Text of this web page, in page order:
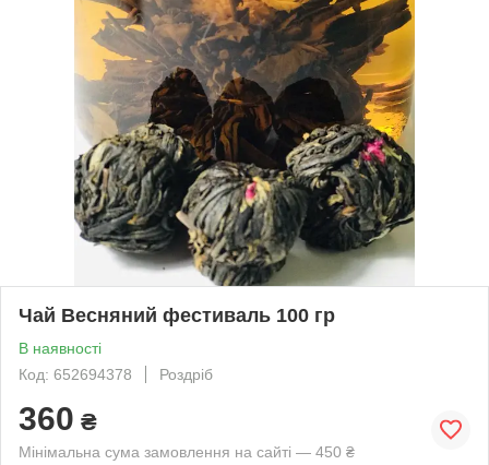
Чай Весняний фестиваль 100 гр
В наявності
Код: 652694378
Роздріб
360 ₴
Мінімальна сума замовлення на сайті — 450 ₴